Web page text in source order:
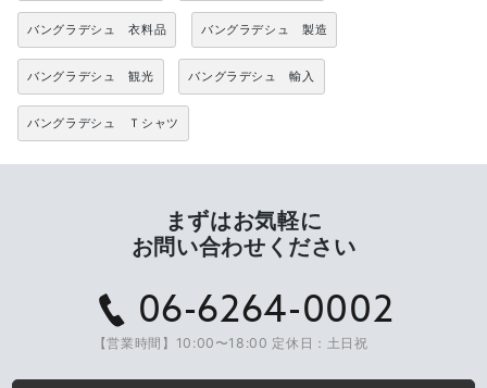
バングラデシュ 衣料品 バングラデシュ 製造
バングラデシュ 観光 バングラデシュ 輸入
バングラデシュ Ｔシャツ
まずはお気軽に
お問い合わせください
06-6264-0002
【営業時間】10:00〜18:00 定休日：土日祝